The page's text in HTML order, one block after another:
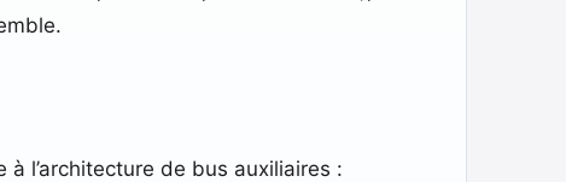
l’architecture de bus auxiliaires :